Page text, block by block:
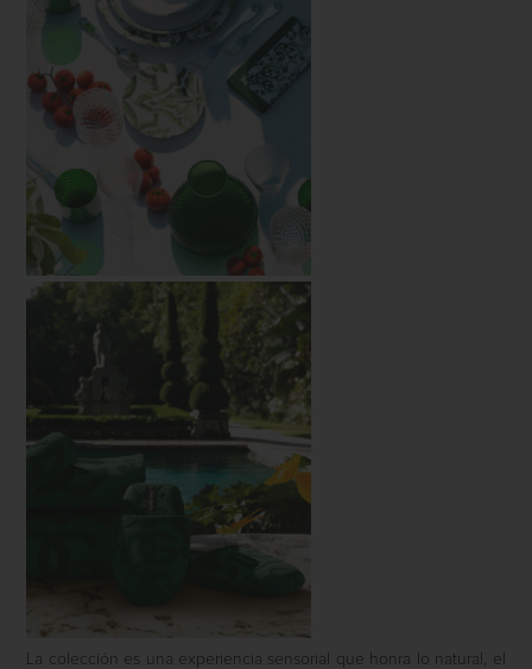
La colección es una experiencia sensorial que honra lo natural, el